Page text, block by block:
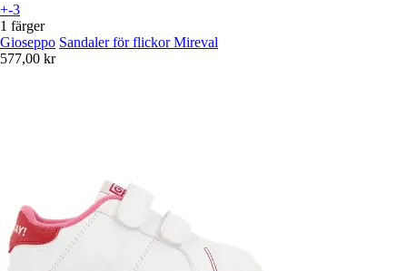
+-3
1 färger
Gioseppo Sandaler för flickor Mireval
577,00 kr